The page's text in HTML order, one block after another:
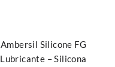
Ambersil Silicone FG
Lubricante – Silicona